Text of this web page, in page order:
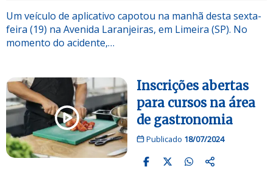
Um veículo de aplicativo capotou na manhã desta sexta-
feira (19) na Avenida Laranjeiras, em Limeira (SP). No
momento do acidente,…
Inscrições abertas
para cursos na área
de gastronomia
Publicado 18/07/2024